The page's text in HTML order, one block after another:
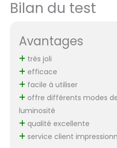
Bilan du test
Avantages
très joli
efficace
facile à utiliser
offre différents modes
luminosité
qualité excellente
service client